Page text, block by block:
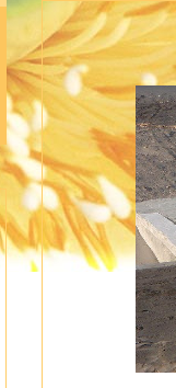
昨日一
ブラッ